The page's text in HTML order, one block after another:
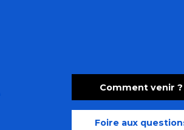
Comment venir ?
Foire aux